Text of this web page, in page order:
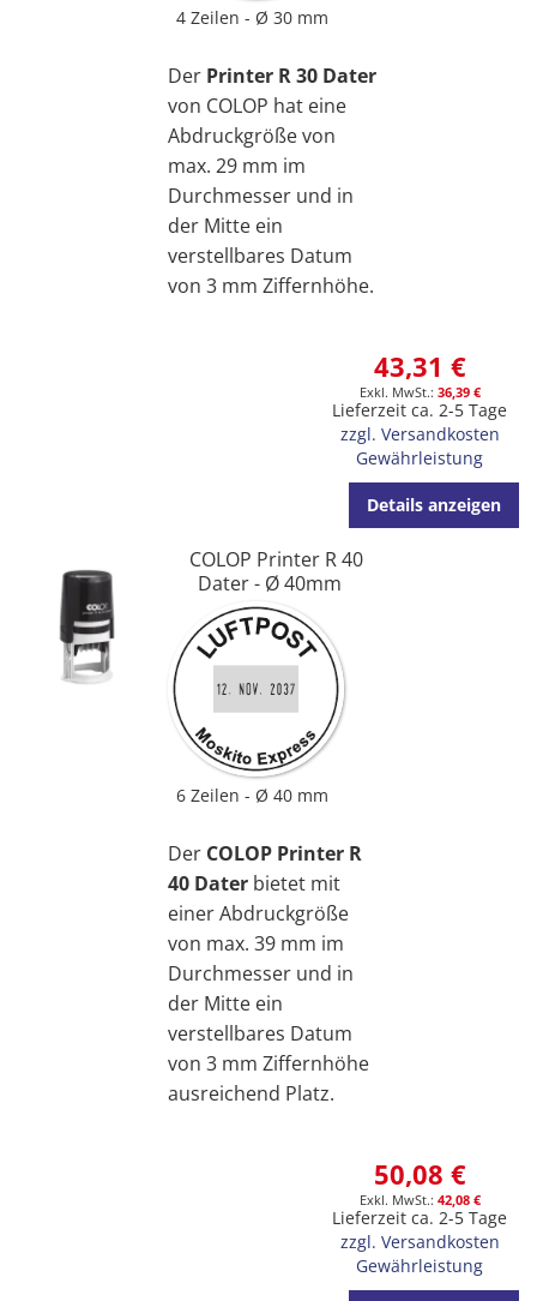
4 Zeilen Ø 30 mm
Der Printer R 30 Dater
von COLOP hat eine
Abdruckgröße von
max. 29 mm im
Durchmesser und in
der Mitte ein
verstellbares Datum
von 3 mm Ziffernhöhe.
43,31 €
36,39 €
Lieferzeit ca. 2-5 Tage
zzgl. Versandkosten
Gewährleistung
Details anzeigen
COLOP Printer R 40
Dater - Ø 40mm
6 Zeilen Ø 40 mm
Der COLOP Printer R
40 Dater bietet mit
einer Abdruckgröße
von max. 39 mm im
Durchmesser und in
der Mitte ein
verstellbares Datum
von 3 mm Ziffernhöhe
ausreichend Platz.
50,08 €
42,08 €
Lieferzeit ca. 2-5 Tage
zzgl. Versandkosten
Gewährleistung